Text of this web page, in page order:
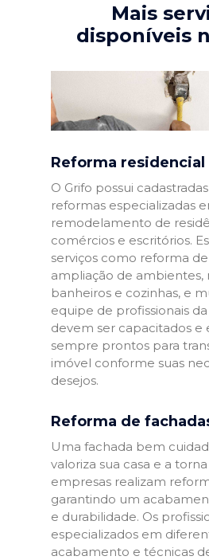
Mais
disponíveis
Reforma residencial
O Grifo possui
reformas especializadas
remodelamento de
comércios e escritórios.
serviços como reforma
ampliação de ambientes,
banheiros e cozinhas, e
equipe de profissionais
devem ser capacitados e
sempre prontos para
imóvel conforme suas
desejos.
Reforma de
Uma fachada bem
valoriza sua casa e a
empresas realizam
garantindo um
e durabilidade. Os
especializados em
acabamento e técnicas